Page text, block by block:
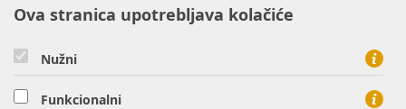
KUPCI
CIJENE PLINA I USLUGA
Ova stranica upotrebljava kolačiće
Nužni
Funkcionalni